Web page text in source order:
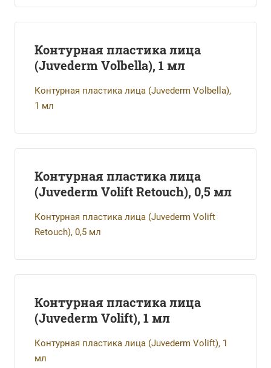
Контурная пластика лица
(Juvederm Volbella), 1 мл
Контурная пластика лица (Juvederm Volbella),
1 мл
Контурная пластика лица
(Juvederm Volift Retouch), 0,5 мл
Контурная пластика лица (Juvederm Volift
Retouch), 0,5 мл
Контурная пластика лица
(Juvederm Volift), 1 мл
Контурная пластика лица (Juvederm Volift), 1
мл